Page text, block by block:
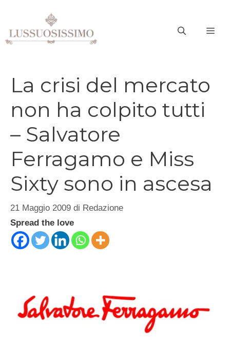
contenuto
La crisi del mercato
non ha colpito tutti
– Salvatore
Ferragamo e Miss
Sixty sono in ascesa
21 Maggio 2009 di Redazione
Spread the love